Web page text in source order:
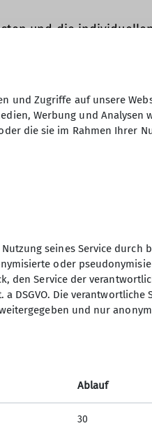
und die
Sektion
Deutschen
Märkische Str. 50
und Zugriffe auf unsere
Werbung und Analysen
die sie im Rahmen Ihrer
seines Service durch
oder
den Service der
DSGVO. Die verantwortliche
und nur
Ablauf
30